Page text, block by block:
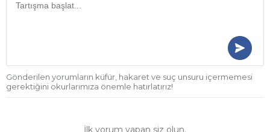
Gönderilen yorumların küfür, hakaret ve suç unsuru içermemesi
gerektiğini okurlarımıza önemle hatırlatırız!
İlk yorum yapan siz olun.